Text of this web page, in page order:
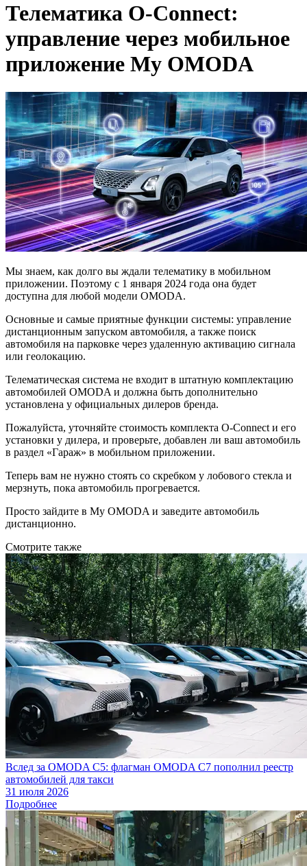
Телематика O-Connect:
управление через мобильное
приложение My OMODA
Мы знаем, как долго вы ждали телематику в мобильном
приложении. Поэтому с 1 января 2024 года она будет
доступна для любой модели OMODA.
Основные и самые приятные функции системы: управление
дистанционным запуском автомобиля, а также поиск
автомобиля на парковке через удаленную активацию сигнала
или геолокацию.
Телематическая система не входит в штатную комплектацию
автомобилей OMODA и должна быть дополнительно
установлена у официальных дилеров бренда.
Пожалуйста, уточняйте стоимость комплекта O-Connect и его
установки у дилера, и проверьте, добавлен ли ваш автомобиль
в раздел «Гараж» в мобильном приложении.
Теперь вам не нужно стоять со скребком у лобового стекла и
мерзнуть, пока автомобиль прогревается.
Просто зайдите в My OMODA и заведите автомобиль
дистанционно.
Смотрите также
Вслед за OMODA C5: флагман OMODA C7 пополнил реестр
автомобилей для такси
31 июля 2026
Подробнее